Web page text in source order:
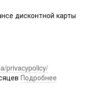
дисконтной карты
privacypolicy/
Подробнее